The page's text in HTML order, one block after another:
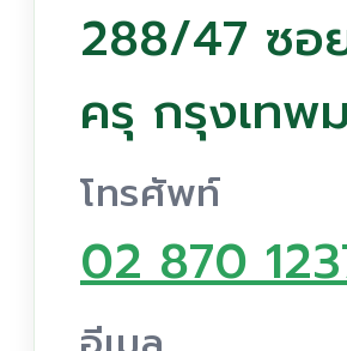
288/47 ซอ
ครุ กรุงเทพ
โทรศัพท์
02 870